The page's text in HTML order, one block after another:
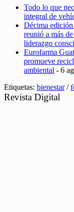
Todo lo que
integral de
Décima
reunió a más
liderazgo
Eurofarma
promueve
ambiental - 6
Etiquetas: bienestar/
Revista Digital